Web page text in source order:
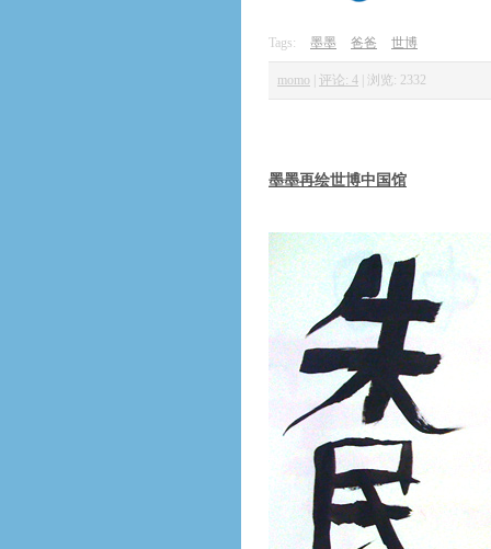
Tags: 墨墨 爸爸 世博
momo 评论: 4 浏览: 2332
墨墨再绘世博中国馆